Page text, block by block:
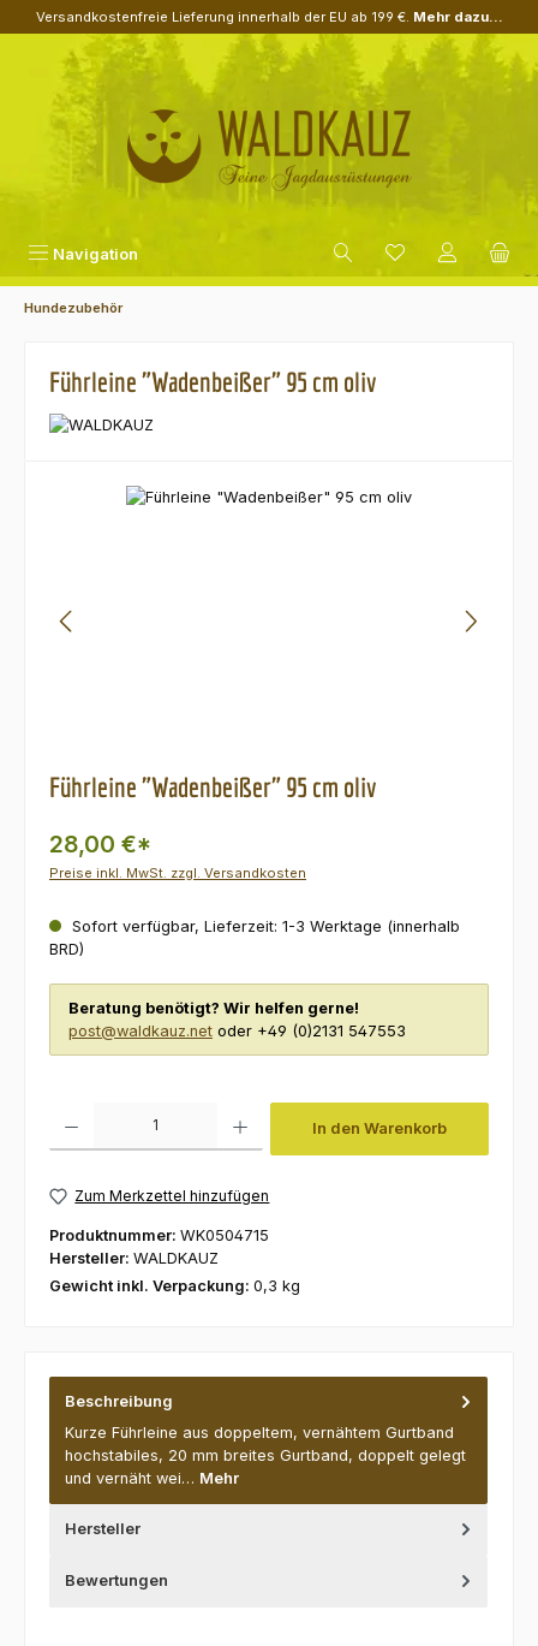
Zum Hauptinhalt springen
Versandkostenfreie Lieferung innerhalb der EU ab 199 €. Mehr dazu...
Navigation
Hundezubehör
Führleine "Wadenbeißer" 95 cm oliv
Bildergalerie überspringen
Führleine "Wadenbeißer" 95 cm oliv
28,00 €*
Preise inkl. MwSt. zzgl. Versandkosten
Sofort verfügbar, Lieferzeit: 1-3 Werktage (innerhalb
BRD)
Beratung benötigt? Wir helfen gerne!
post@waldkauz.net oder +49 (0)2131 547553
In den Warenkorb
Zum Merkzettel hinzufügen
Produktnummer: WK0504715
Hersteller: WALDKAUZ
Gewicht inkl. Verpackung: 0,3 kg
Beschreibung
Kurze Führleine aus doppeltem, vernähtem Gurtband
hochstabiles, 20 mm breites Gurtband, doppelt gelegt
und vernäht wei… Mehr
Hersteller
Bewertungen